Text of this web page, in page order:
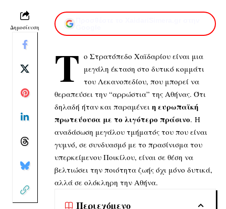
Δημοσίευση
Τ ο Στρατόπεδο Χαϊδαρίου είναι μια
μεγάλη έκταση στο δυτικό κομμάτι
του Λεκανοπεδίου, που μπορεί να
θεραπεύσει την “αρρώστια” της Αθήνας. Ότι
δηλαδή ήταν και παραμένει η ευρωπαϊκή
πρωτεύουσα με το λιγότερο πράσινο. Η
αναδάσωση μεγάλου τμήματός του που είναι
γυμνό, σε συνδυασμό με το πρασίνισμα του
υπερκείμενου Ποικίλου, είναι σε θέση να
βελτιώσει την ποιότητα ζωής όχι μόνο δυτικά,
αλλά σε ολόκληρη την Αθήνα.
Περιεχόμενο